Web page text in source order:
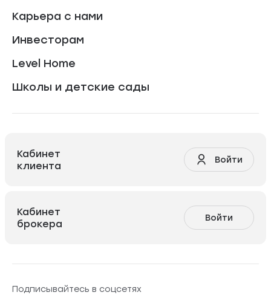
Карьера с нами
Инвесторам
Level Home
Школы и детские сады
Кабинет
клиента
Войти
Кабинет
брокера
Войти
Подписывайтесь в соцсетях